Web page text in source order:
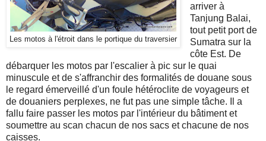
Les motos à l'étroit dans le portique du traversier
arriver à
Tanjung Balai,
tout petit port de
Sumatra sur la
côte Est. De
débarquer les motos par l'escalier à pic sur le quai
minuscule et de s'affranchir des formalités de douane sous
le regard émerveillé d'un foule hétéroclite de voyageurs et
de douaniers perplexes, ne fut pas une simple tâche. Il a
fallu faire passer les motos par l'intérieur du bâtiment et
soumettre au scan chacun de nos sacs et chacune de nos
caisses.